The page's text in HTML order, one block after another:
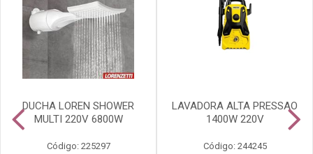
DUCHA LOREN SHOWER
MULTI 220V 6800W
Código: 225297
LAVADORA ALTA PRESSAO
1400W 220V
Código: 244245